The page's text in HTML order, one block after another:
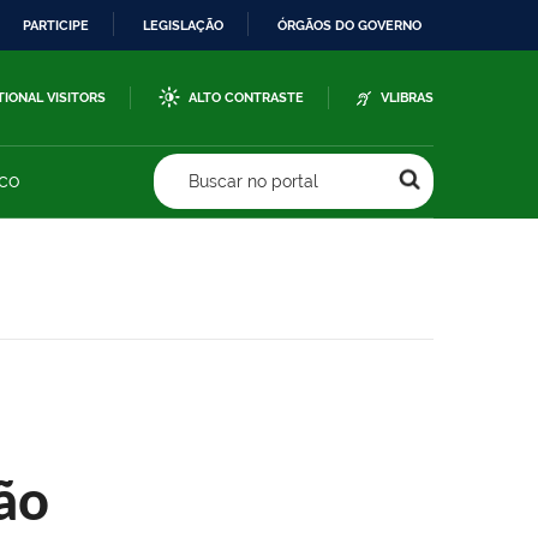
PARTICIPE LEGISLAÇÃO ÓRGÃOS DO GOVERNO
VISITORS ALTO CONTRASTE VLIBRAS
Buscar no portal